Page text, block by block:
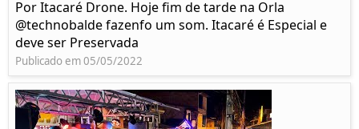
Por Itacaré Drone. Hoje fim de tarde na Orla
@technobalde fazenfo um som. Itacaré é Especial e
deve ser Preservada
Publicado em 05/05/2022